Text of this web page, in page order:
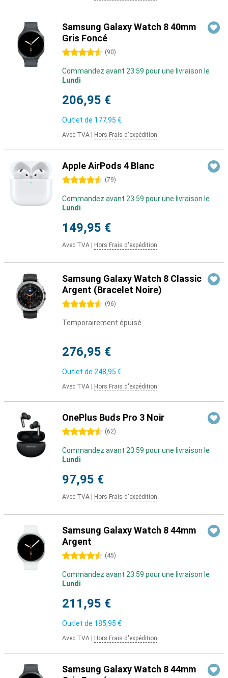
Samsung Galaxy Watch 8 40mm
Gris Foncé
4.5 étoiles (90)
Commandez avant 23:59 pour une livraison le
Lundi
206,95 €
Outlet de 177,95 €
Avec TVA Hors Frais d'expédition
Apple AirPods 4 Blanc
4.5 étoiles (79)
Commandez avant 23:59 pour une livraison le
Lundi
149,95 €
Avec TVA Hors Frais d'expédition
Samsung Galaxy Watch 8 Classic
Argent (Bracelet Noire)
4.5 étoiles (96)
Temporairement épuisé
276,95 €
Outlet de 248,95 €
Avec TVA Hors Frais d'expédition
OnePlus Buds Pro 3 Noir
4.5 étoiles (62)
Commandez avant 23:59 pour une livraison le
Lundi
97,95 €
Avec TVA Hors Frais d'expédition
Samsung Galaxy Watch 8 44mm
Argent
4.5 étoiles (45)
Commandez avant 23:59 pour une livraison le
Lundi
211,95 €
Outlet de 185,95 €
Avec TVA Hors Frais d'expédition
Samsung Galaxy Watch 8 44mm